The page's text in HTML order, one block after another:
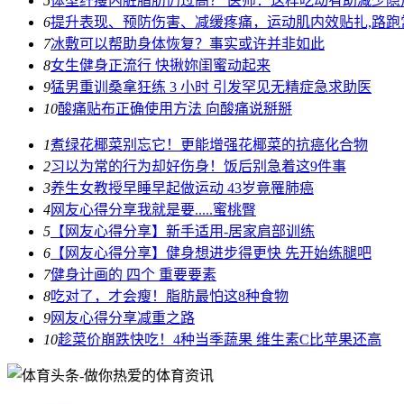
6提升表现、预防伤害、减缓疼痛，运动肌内效贴扎,路
7冰敷可以帮助身体恢复？事实或许并非如此
8女生健身正流行 快揪妳闺蜜动起来
9猛男重训桑拿狂练 3 小时 引发罕见无精症急求助医
10酸痛贴布正确使用方法 向酸痛说掰掰
1煮绿花椰菜别忘它！更能增强花椰菜的抗癌化合物
2习以为常的行为却好伤身！饭后别急着这9件事
3养生女教授早睡早起做运动 43岁竟罹肺癌
4网友心得分享我就是要.....蜜桃臀
5 【网友心得分享】新手适用-居家肩部训练
6 【网友心得分享】健身想进步得更快 先开始练腿吧
7健身计画的 四个 重要要素
8吃对了，才会瘦！脂肪最怕这8种食物
9网友心得分享减重之路
10趁菜价崩跌快吃！4种当季蔬果 维生素C比苹果还高